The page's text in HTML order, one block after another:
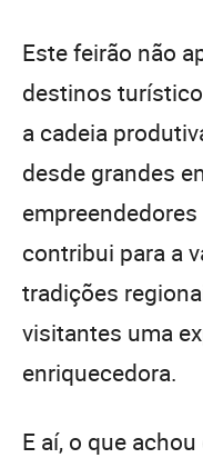
Este feirão não
destinos
a cadeia
desde grandes
contribui para a
tradições
visitantes uma
enriquecedora.
E aí, o que